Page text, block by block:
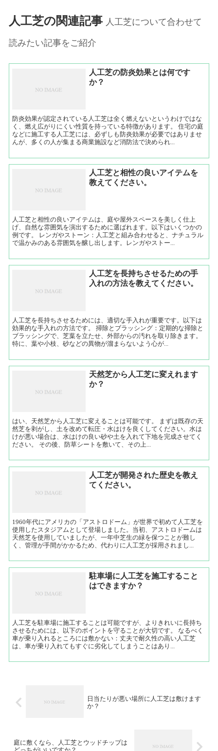
人工芝の関連記事 人工芝について合わせて
読みたい記事をご紹介
人工芝の防炎効果とは何です
か？
防炎効果が認定されている人工芝は全く燃えないというわけではな
く、燃え広がりにくい性質を持っている特徴があります。 住宅の庭
などに施工する人工芝には、必ずしも防炎効果が必要ではありませ
んが、多くの人が集まる商業施設など消防法で決められ...
人工芝と相性の良いアイテムを
教えてください。
人工芝と相性の良いアイテムは、庭や屋外スペースを美しく仕上
げ、自然な雰囲気を演出するために選ばれます。以下はいくつかの
例です。 レンガやストーン：人工芝と組み合わせると、ナチュラル
で温かみのある雰囲気を醸し出します。レンガやストー...
人工芝を長持ちさせるための手
入れの方法を教えてください。
人工芝を長持ちさせるためには、適切な手入れが重要です。以下は
効果的な手入れの方法です。 掃除とブラッシング：定期的な掃除と
ブラッシングで、芝葉を立たせ、外部からの汚れを取り除きます。
特に、葉や小枝、砂などの異物が溜まらないよう心が...
天然芝から人工芝に変えれます
か？
はい、天然芝から人工芝に変えることは可能です。 まずは既存の天
然芝を剥がし、土を改めて転圧・水はけを良くしてください。水は
けが悪い場合は、水はけの良い砂や土を入れて下地を完成させてく
ださい。 その後、防草シートを敷いて、その上...
人工芝が開発された歴史を教え
てください。
1960年代にアメリカの「アストロドーム」が世界で初めて人工芝を
使用したスタジアムとして登場しました。当初、アストロドームは
天然芝を使用していましたが、一年中芝生の緑を保つことが難し
く、管理が手間がかかるため、代わりに人工芝が採用されまし...
駐車場に人工芝を施工すること
はできますか？
人工芝を駐車場に施工することは可能ですが、よりきれいに長持ち
させるためには、以下のポイントを守ることが大切です。 なるべく
車が乗り入れるところには敷かない：丈夫で耐久性の高い人工芝
は、車が乗り入れてもすぐに劣化してしまうことはあり...
日当たりが悪い場所に人工芝は敷けます
か？
庭に敷くなら、人工芝とウッドチップは